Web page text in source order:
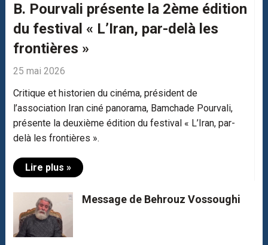
B. Pourvali présente la 2ème édition
du festival « L’Iran, par-delà les
frontières »
25 mai 2026
Critique et historien du cinéma, président de
l’association Iran ciné panorama, Bamchade Pourvali,
présente la deuxième édition du festival « L’Iran, par-
delà les frontières ».
Lire plus »
Message de Behrouz Vossoughi